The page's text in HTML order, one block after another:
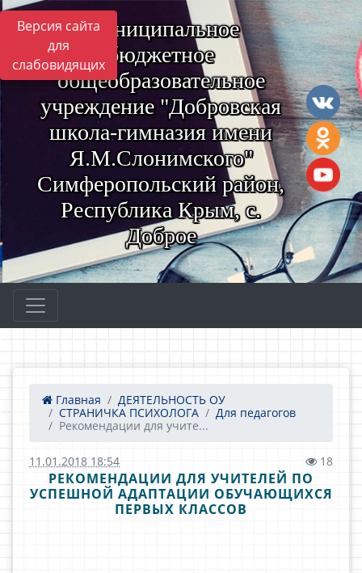
Версия сайта
для
слабовидящих
Муниципальное
бюджетное
общеобразовательное
учреждение "Добровская
школа-гимназия имени
Я.М.Слонимского"
Симферопольский район,
Республика Крым, с.
Доброе
Главная
ДЕЯТЕЛЬНОСТЬ ОУ
СТРАНИЧКА ПСИХОЛОГА
Для педагогов
Рекомендации для учите...
11.01.2018 18:54 18
РЕКОМЕНДАЦИИ ДЛЯ УЧИТЕЛЕЙ ПО
УСПЕШНОЙ АДАПТАЦИИ ОБУЧАЮЩИХСЯ
ПЕРВЫХ КЛАССОВ